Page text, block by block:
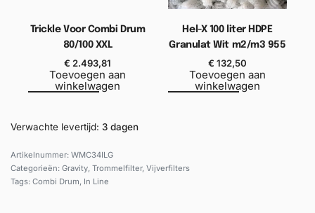
Trickle Voor Combi Drum
80/100 XXL
€ 2.493,81
Toevoegen aan
winkelwagen
Hel-X 100 liter HDPE
Granulat Wit m2/m3 955
€ 132,50
Toevoegen aan
winkelwagen
Verwachte levertijd: 3 dagen
WMC34ILG
Categorieën: Gravity, Trommelfilter, Vijverfilters
Tags: Combi Drum, In Line